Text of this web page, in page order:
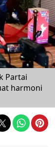
Partai
harmoni